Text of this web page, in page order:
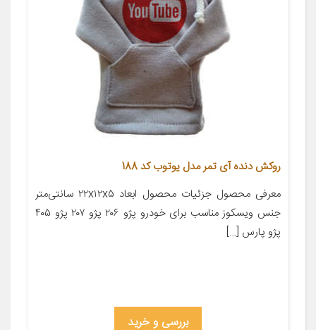
روکش دنده آی تمر مدل یوتوب کد 188
معرفی محصول جزئیات محصول ابعاد ۲۲x۱۲x۵ سانتی‌متر
جنس ویسکوز مناسب برای خودرو پژو ۲۰۶ پژو ۲۰۷ پژو ۴۰۵
پژو پارس […]
بررسی و خرید